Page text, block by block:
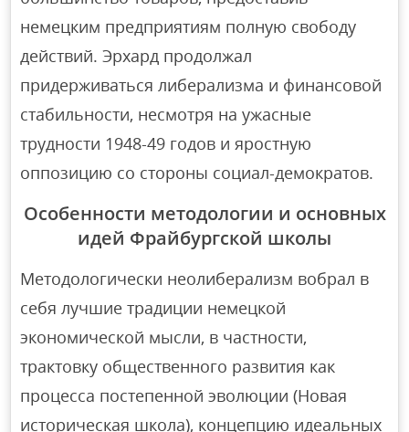
немецким предприятиям полную свободу
действий. Эрхард продолжал
придерживаться либерализма и финансовой
стабильности, несмотря на ужасные
трудности 1948-49 годов и яростную
оппозицию со стороны социал-демократов.
Особенности методологии и основных
идей Фрайбургской школы
Методологически неолиберализм вобрал в
себя лучшие традиции немецкой
экономической мысли, в частности,
трактовку общественного развития как
процесса постепенной эволюции (Новая
историческая школа), концепцию идеальных